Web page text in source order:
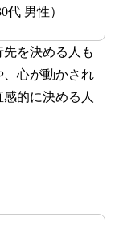
代 男性）
を決める人も
、心が動かされ
的に決める人